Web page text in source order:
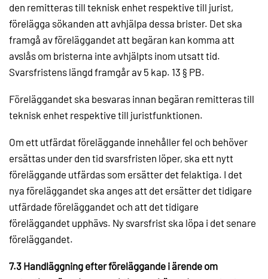
den remitteras till teknisk enhet respektive till jurist,
förelägga sökanden att avhjälpa dessa brister. Det ska
framgå av föreläggandet att begäran kan komma att
avslås om bristerna inte avhjälpts inom utsatt tid.
Svarsfristens längd framgår av 5 kap. 13 § PB.
Föreläggandet ska besvaras innan begäran remitteras till
teknisk enhet respektive till juristfunktionen.
Om ett utfärdat föreläggande innehåller fel och behöver
ersättas under den tid svarsfristen löper, ska ett nytt
föreläggande utfärdas som ersätter det felaktiga. I det
nya föreläggandet ska anges att det ersätter det tidigare
utfärdade föreläggandet och att det tidigare
föreläggandet upphävs. Ny svarsfrist ska löpa i det senare
föreläggandet.
7.3 Handläggning efter föreläggande i ärende om